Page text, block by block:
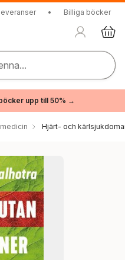
• Billiga böcker
upp till 50% →
Hjärt- och